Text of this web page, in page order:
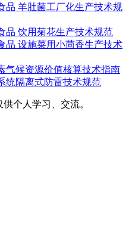
品 羊肚菌工厂化生产技术规
品 饮用菊花生产技术规范
品 设施菜用小茴香生产技术
气候资源价值核算技术指南
统隔离式防雷技术规范
个人学习、交流。